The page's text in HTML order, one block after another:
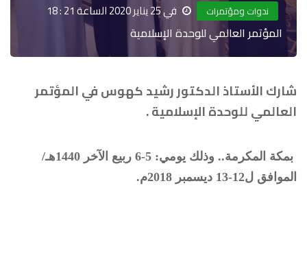
ندوات ومؤتمرات في 25 يناير 2020 الساعة 21 : 18
المؤتمر العالمي للوحدة الإسلامية
شارك الأستاذ الدكتور رشيد كهوس في المؤتمر
العالمي للوحدة الإسلامية .
بمكة المكرمة.. وذلك يومي: 5-6 ربيع الآخر 1440هـ/
الموافق ل12-13 ديسمبر 2018م.